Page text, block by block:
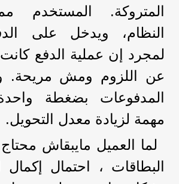
المتروكة. المستخدم
النظام، ويدخل على
لمجرد إن عملية الدفع
عن اللزوم ومش مريحة.
المدفوعات بضغطة
مهمة لزيادة معدل التحويل.
لما العميل مايبقاش
البطاقات ، احتمال إكمال